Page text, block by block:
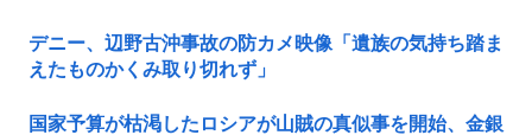
デニー、辺野古沖事故の防カメ映像「遺族の気持ち踏ま
えたものかくみ取り切れず」
国家予算が枯渇したロシアが山賊の真似事を開始、金銀